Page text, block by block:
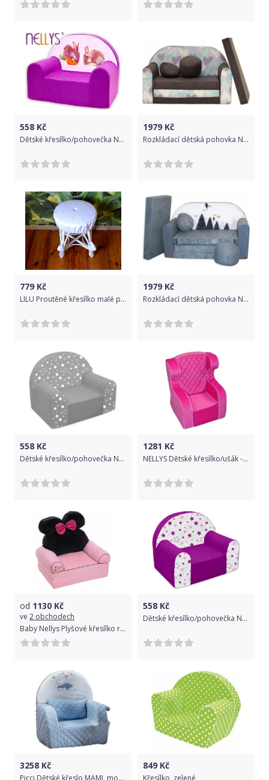
558 Kč
Dětské křesílko/pohovečka Nellys ® - Zajíčci ve fialové
1979 Kč
Rozkládací dětská pohovka Nellys - Srdíčka - šedé/mátové, šedé srdíčka
779 Kč
LILU Proutěné křesílko malé přírodní
1979 Kč
Rozkládací dětská pohovka Nellys - Hory, les, šedá/bílá
558 Kč
Dětské křesílko/pohovečka Nellys ® - Magic stars - bílošedé hvězdičky
1281 Kč
NELLYS Dětské křesílko/ušák - růžové
od 1130 Kč
ve 2 obchodech
Baby Nellys Plyšové křesílko rozkládací - 3v1 - Minnie
558 Kč
Dětské křesílko/pohovečka Nellys ® - Magic stars - fialové
3258 Kč
Picci Dětské křeslo MAMI, modrá
849 Kč
Křesílko, zelené